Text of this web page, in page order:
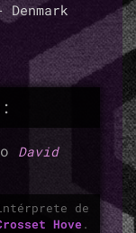
David
de
Hove.